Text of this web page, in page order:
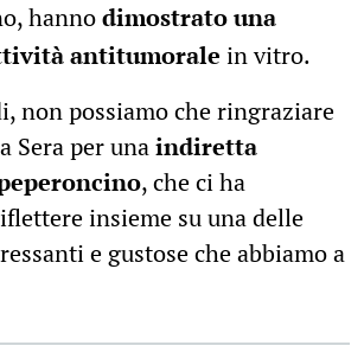
hannodimostrato una
antitumorale in vitro.
non possiamo che ringraziare
Sera per unaindiretta
, che ci ha
insieme su una delle
e gustose che abbiamo a